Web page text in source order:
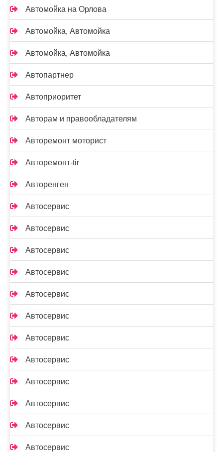
Автомойка на Орлова
Автомойка, Автомойка
Автомойка, Автомойка
Автопартнер
Автоприоритет
Авторам и правообладателям
Авторемонт моторист
Авторемонт-tir
Авторенген
Автосервис
Автосервис
Автосервис
Автосервис
Автосервис
Автосервис
Автосервис
Автосервис
Автосервис
Автосервис
Автосервис
Автосервис